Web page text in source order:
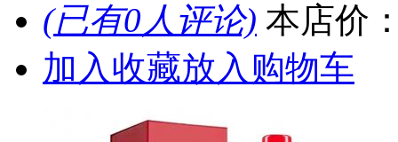
(已有0人评论) 本店价
加入收藏放入购物车